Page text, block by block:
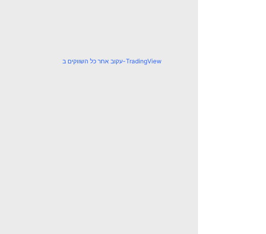
עקוב אחר כל השווקים ב-TradingView